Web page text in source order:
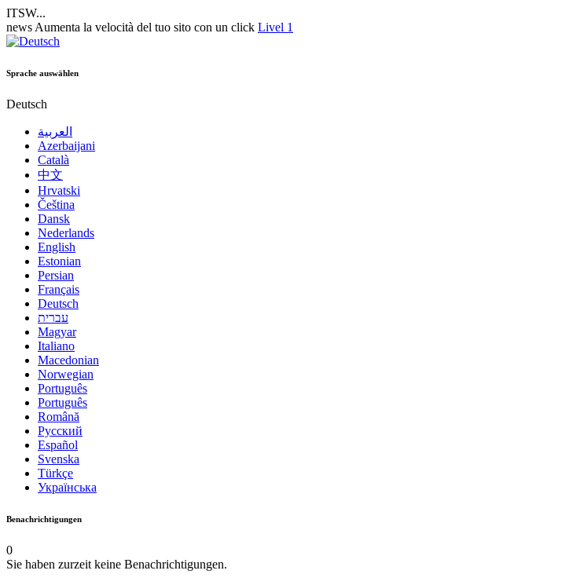
ITSW...
news Aumenta la velocità del tuo sito con un click Livel 1
Sprache auswählen
Deutsch
العربية
Azerbaijani
Català
中文
Hrvatski
Čeština
Dansk
Nederlands
English
Estonian
Persian
Français
Deutsch
עברית
Magyar
Italiano
Macedonian
Norwegian
Português
Português
Română
Русский
Español
Svenska
Türkçe
Українська
Benachrichtigungen
0
Sie haben zurzeit keine Benachrichtigungen.